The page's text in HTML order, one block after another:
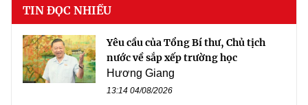
TIN ĐỌC NHIỀU
Yêu cầu của Tổng Bí thư, Chủ tịch
nước về sắp xếp trường học
Hương Giang
13:14 04/08/2026